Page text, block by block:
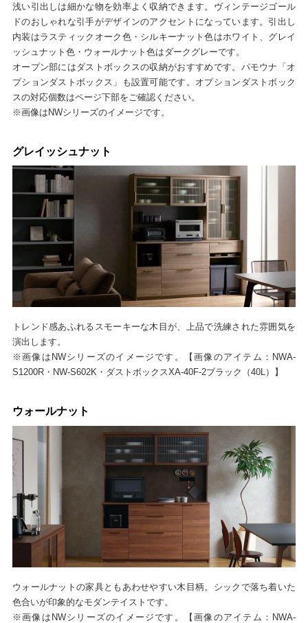
浅い引出しは細かな物を効率よく収納できます。ヴィンテージゴール
ドのおしゃれな引手がデザインのアクセントになっています。引出し
内装はラスティックオーク色・シルキーナット色はホワイト、グレイ
ッシュナット色・ウォールナット色はダークグレーです。
オープン部にはダストボックスの収納がおすすめです。パモウナ「オ
プションダストボックス」も設置可能です。オプションダストボック
スの対応個数はページ下部をご確認ください。
※画像はNWシリーズのイメージです。
グレイッシュナット
トレンド感あふれるスモーキーな木目が、上品で洗練された雰囲気を
演出します。
※画像はNWシリーズのイメージです。【画像のアイテム：NWA-
S1200R・NW-S602K・ダストボックスXA-40F-2ブラック（40L）】
ウォールナット
ウォールナットの家具ともあわせやすい木目柄。シックで落ち着いた
色合いが印象的なモダンテイストです。
※画像はNWシリーズのイメージです。【画像のアイテム：NWA-